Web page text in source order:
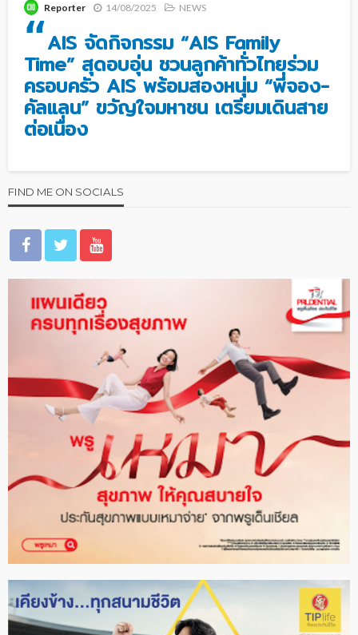
Reporter 14/08/2025 NEWS
“AIS จัดกิจกรรม “AIS Family
Time” สุดอบอุ่น ชวนลูกค้าทั่วไทยร่วม
ครอบครัว AIS พร้อมสองหนุ่ม “พี่จอง-
คัลแลน” ขวัญใจมหาชน เตรียมเดินสาย
ต่อเนื่อง
FIND ME ON SOCIALS